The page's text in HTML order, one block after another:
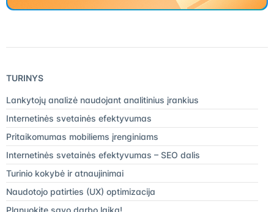
TURINYS
Lankytojų analizė naudojant analitinius įrankius
Internetinės svetainės efektyvumas
Pritaikomumas mobiliems įrenginiams
Internetinės svetainės efektyvumas – SEO dalis
Turinio kokybė ir atnaujinimai
Naudotojo patirties (UX) optimizacija
Planuokite savo darbo laiką!